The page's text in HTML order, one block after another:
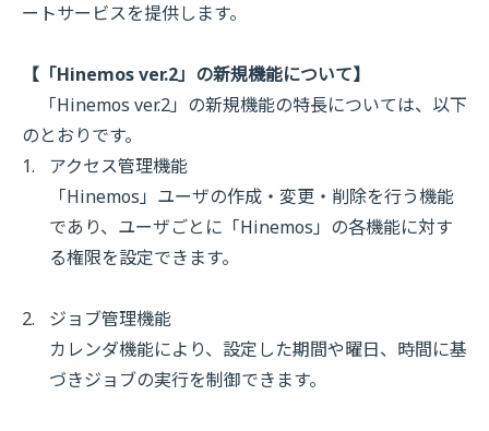
ートサービスを提供します。
【「Hinemos ver.2」の新規機能について】
「Hinemos ver.2」の新規機能の特長については、以下
のとおりです。
アクセス管理機能
「Hinemos」ユーザの作成・変更・削除を行う機能
であり、ユーザごとに「Hinemos」の各機能に対す
る権限を設定できます。
ジョブ管理機能
カレンダ機能により、設定した期間や曜日、時間に基
づきジョブの実行を制御できます。